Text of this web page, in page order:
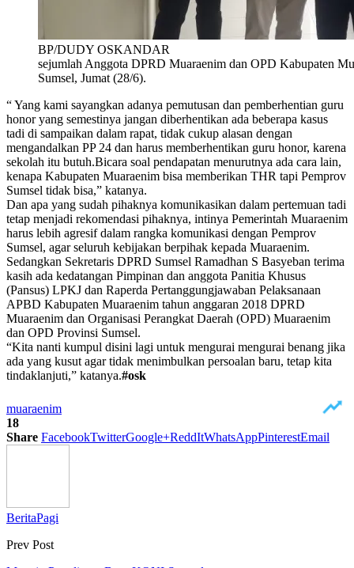
BP/DUDY OSKANDAR
sejumlah Anggota DPRD Muaraenim dan OPD Kabupaten
Sumsel, Jumat (28/6).
“ Yang kami sayangkan adanya pemutusan dan pemberhentian guru
honor yang semestinya jangan diberhentikan ada beberapa kasus
tadi di sampaikan dalam rapat, tidak cukup alasan dengan
mengandalkan PP 24 dan harus memberhentikan guru honor, karena
sekolah itu butuh.Bicara soal pendapatan menurutnya ada cara lain,
kenapa Kabupaten Muaraenim bisa memberikan THR tapi Pemprov
Sumsel tidak bisa,” katanya.
Dan apa yang sudah pihaknya komunikasikan dalam pertemuan tadi
tetap menjadi rekomendasi pihaknya, intinya Pemerintah Muaraenim
harus lebih agresif dalam rangka komunikasi dengan Pemprov
Sumsel, agar seluruh kebijakan berpihak kepada Muaraenim.
Sedangkan Sekretaris DPRD Sumsel Ramadhan S Basyeban terima
kasih ada kedatangan Pimpinan dan anggota Panitia Khusus
(Pansus) LPKJ dan Raperda Pertanggungjawaban Pelaksanaan
APBD Kabupaten Muaraenim tahun anggaran 2018 DPRD
Muaraenim dan Organisasi Perangkat Daerah (OPD) Muaraenim
dan OPD Provinsi Sumsel.
“Kita nanti kumpul disini lagi untuk mengurai mengurai benang jika
ada yang kusut agar tidak menimbulkan persoalan baru, tetap kita
tindaklanjuti,” katanya.#osk
muaraenim
18
Share FacebookTwitterGoogle+ReddItWhatsAppPinterestEmail
BeritaPagi
Prev Post